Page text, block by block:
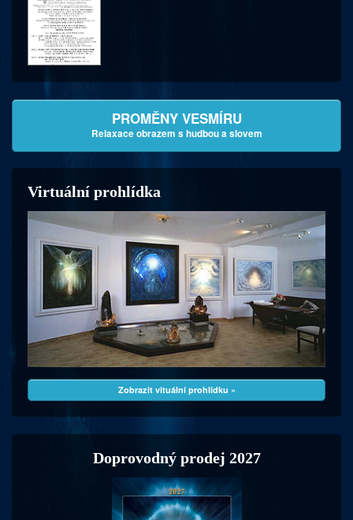
PROMĚNY VESMÍRU
Relaxace obrazem s hudbou a slovem
Virtuální prohlídka
Zobrazit vituální prohlídku »
Doprovodný prodej 2027